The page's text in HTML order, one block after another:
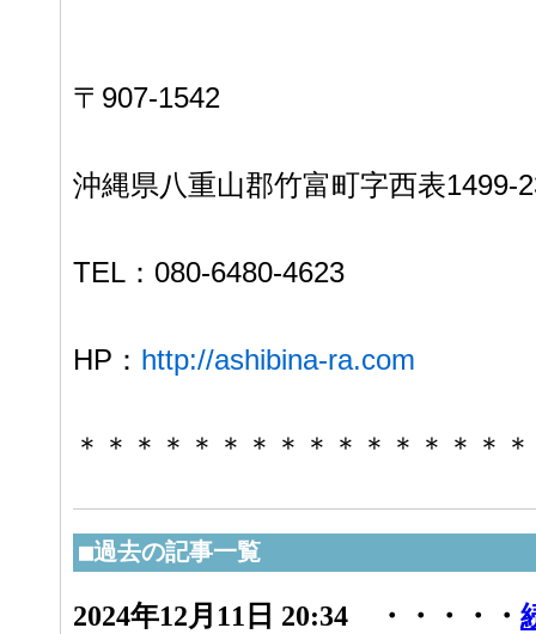
〒907-1542
沖縄県八重山郡竹富町字西表1499-
TEL：080-6480-4623
HP： http://ashibina-ra.com
＊＊＊＊＊＊＊＊＊＊＊＊＊＊＊
■過去の記事一覧
2024年12月11日 20:34 ・・・・・